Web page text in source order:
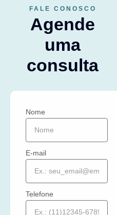
FALE CONOSCO
Agende
uma
consulta
Nome
E-mail
Telefone